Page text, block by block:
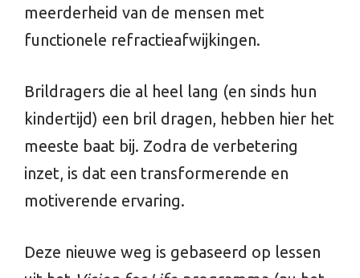
meerderheid van de mensen met
functionele refractieafwijkingen.
Brildragers die al heel lang (en sinds hun
kindertijd) een bril dragen, hebben hier het
meeste baat bij. Zodra de verbetering
inzet, is dat een transformerende en
motiverende ervaring.
Deze nieuwe weg is gebaseerd op lessen